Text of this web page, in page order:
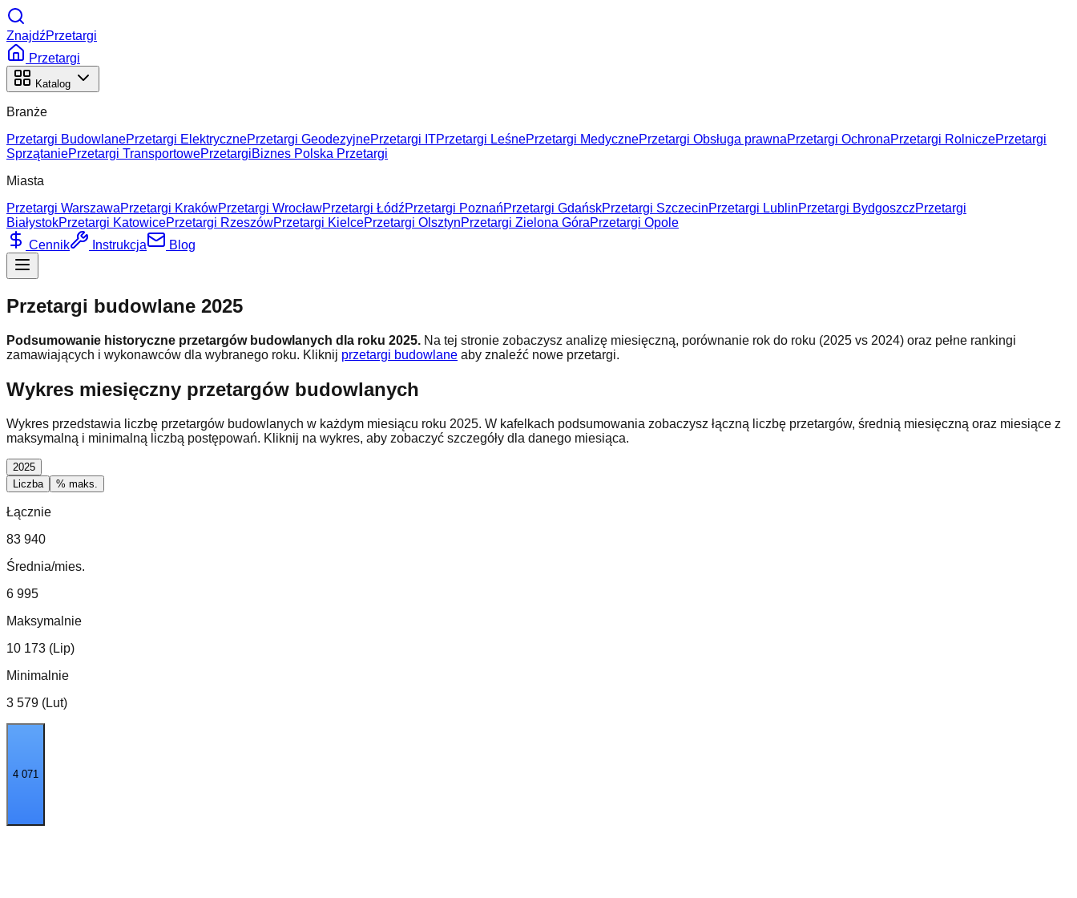
ZnajdźPrzetargi
Przetargi
Katalog
Branże
Przetargi BudowlanePrzetargi ElektrycznePrzetargi GeodezyjnePrzetargi ITPrzetargi LeśnePrzetargi MedycznePrzetargi Obsługa prawnaPrzetargi OchronaPrzetargi RolniczePrzetargi
SprzątaniePrzetargi TransportowePrzetargiBiznes Polska Przetargi
Miasta
Przetargi WarszawaPrzetargi KrakówPrzetargi WrocławPrzetargi ŁódźPrzetargi PoznańPrzetargi GdańskPrzetargi SzczecinPrzetargi LublinPrzetargi BydgoszczPrzetargi
BiałystokPrzetargi KatowicePrzetargi RzeszówPrzetargi KielcePrzetargi OlsztynPrzetargi Zielona GóraPrzetargi Opole
Cennik
Instrukcja Blog
Przetargi budowlane 2025
Podsumowanie historyczne przetargów budowlanych dla roku 2025. Na tej stronie zobaczysz analizę miesięczną, porównanie rok do roku (2025 vs 2024) oraz pełne rankingi
zamawiających i wykonawców dla wybranego roku. Kliknij przetargi budowlane aby znaleźć nowe przetargi.
Wykres miesięczny przetargów budowlanych
Wykres przedstawia liczbę przetargów budowlanych w każdym miesiącu roku 2025. W kafelkach podsumowania zobaczysz łączną liczbę przetargów, średnią miesięczną oraz miesiące z
maksymalną i minimalną liczbą postępowań. Kliknij na wykres, aby zobaczyć szczegóły dla danego miesiąca.
2025
Liczba
% maks.
Łącznie
83 940
Średnia/mies.
6 995
Maksymalnie
10 173 (Lip)
Minimalnie
3 579 (Lut)
4 071